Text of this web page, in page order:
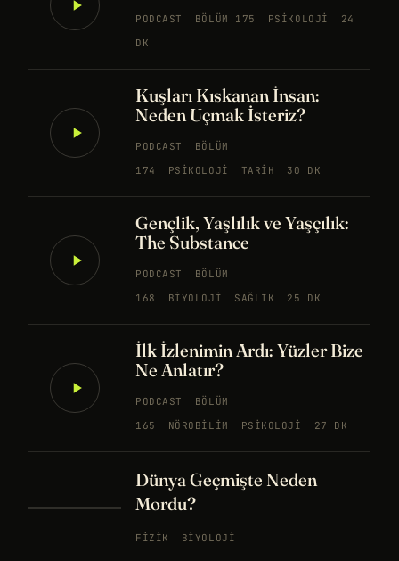
PODCAST BÖLÜM 175 PSIKOLOJI
24
DK
Kuşları Kıskanan İnsan:
Neden Uçmak İsteriz?
PODCAST
BÖLÜM
174
PSIKOLOJI TARIH 30 DK
Gençlik, Yaşlılık ve Yaşçılık:
The Substance
PODCAST
BÖLÜM
168
BIYOLOJI SAĞLIK 25 DK
İlk İzlenimin Ardı: Yüzler Bize
Ne Anlatır?
PODCAST
BÖLÜM
165
NÖROBILIM PSIKOLOJI 27 DK
Dünya Geçmişte Neden
Mordu?
FIZIK BIYOLOJI